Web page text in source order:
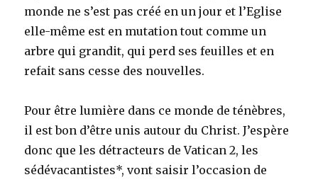
monde ne s’est pas créé en un jour et l’Eglise
elle-même est en mutation tout comme un
arbre qui grandit, qui perd ses feuilles et en
refait sans cesse des nouvelles.
Pour être lumière dans ce monde de ténèbres,
il est bon d’être unis autour du Christ. J’espère
donc que les détracteurs de Vatican 2, les
sédévacantistes*, vont saisir l’occasion de